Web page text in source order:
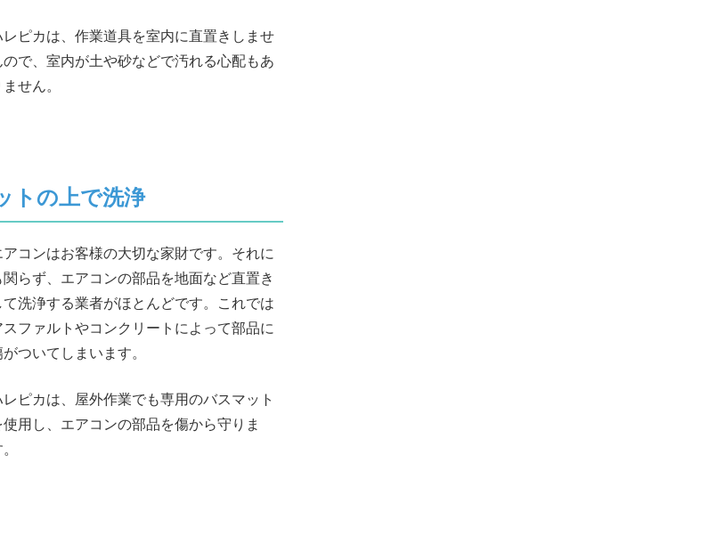
レピカは、作業道具を室内に直置きしませ
ので、室内が土や砂などで汚れる心配もあ
ません。
トの上で洗浄
アコンはお客様の大切な家財です。それに
関らず、エアコンの部品を地面など直置き
て洗浄する業者がほとんどです。これでは
スファルトやコンクリートによって部品に
ついてしまいます。
レピカは、屋外作業でも専用のバスマット
使用し、エアコンの部品を傷から守りま